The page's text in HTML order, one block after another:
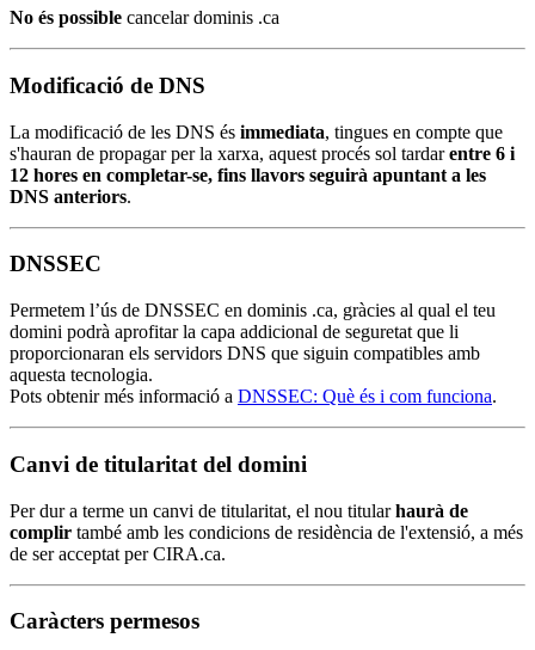
No és possible cancelar dominis .ca
Modificació de DNS
La modificació de les DNS és immediata, tingues en compte que
s'hauran de propagar per la xarxa, aquest procés sol tardarentre 6 i
12 hores en completar-se, fins llavors seguirà apuntant a les
DNS anteriors.
DNSSEC
Permetem l’ús de DNSSEC en dominis .ca, gràcies al qual el teu
domini podrà aprofitar la capa addicional de seguretat que li
proporcionaran els servidors DNS que siguin compatibles amb
aquesta tecnologia.
Pots obtenir més informació a DNSSEC: Què és i com funciona.
Canvi de titularitat del domini
Per dur a terme un canvi de titularitat, el nou titularhaurà de
complir també amb les condicions de residència de l'extensió, a més
de ser acceptat per CIRA.ca.
Caràcters permesos